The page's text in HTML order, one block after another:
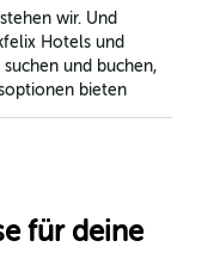
wir. Und
Hotels und
und buchen,
bieten
für deine